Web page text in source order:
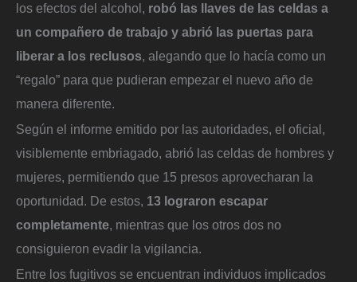
los efectos del alcohol, robó las llaves de las celdas a
un compañero de trabajo y abrió las puertas para
liberar a los reclusos, alegando que lo hacía como un
“regalo” para que pudieran empezar el nuevo año de
manera diferente.
Según el informe emitido por las autoridades, el oficial,
visiblemente embriagado, abrió las celdas de hombres y
mujeres, permitiendo que 15 presos aprovecharan la
oportunidad. De estos, 13 lograron escapar
completamente, mientras que los otros dos no
consiguieron evadir la vigilancia.
Entre los fugitivos se encuentran individuos implicados